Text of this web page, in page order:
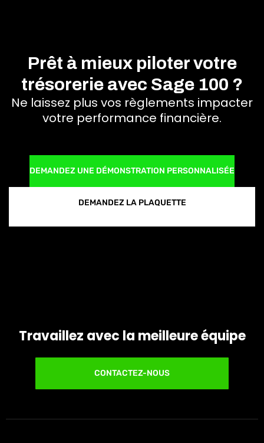
Prêt à mieux piloter votre
trésorerie avec Sage 100 ?
Ne laissez plus vos règlements impacter
votre performance financière.
DEMANDEZ UNE DÉMONSTRATION PERSONNALISÉE
DEMANDEZ LA PLAQUETTE
Travaillez avec la meilleure équipe
CONTACTEZ-NOUS